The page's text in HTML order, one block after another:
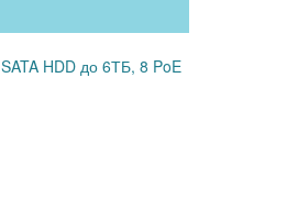
HDD до 6ТБ, 8 PoE